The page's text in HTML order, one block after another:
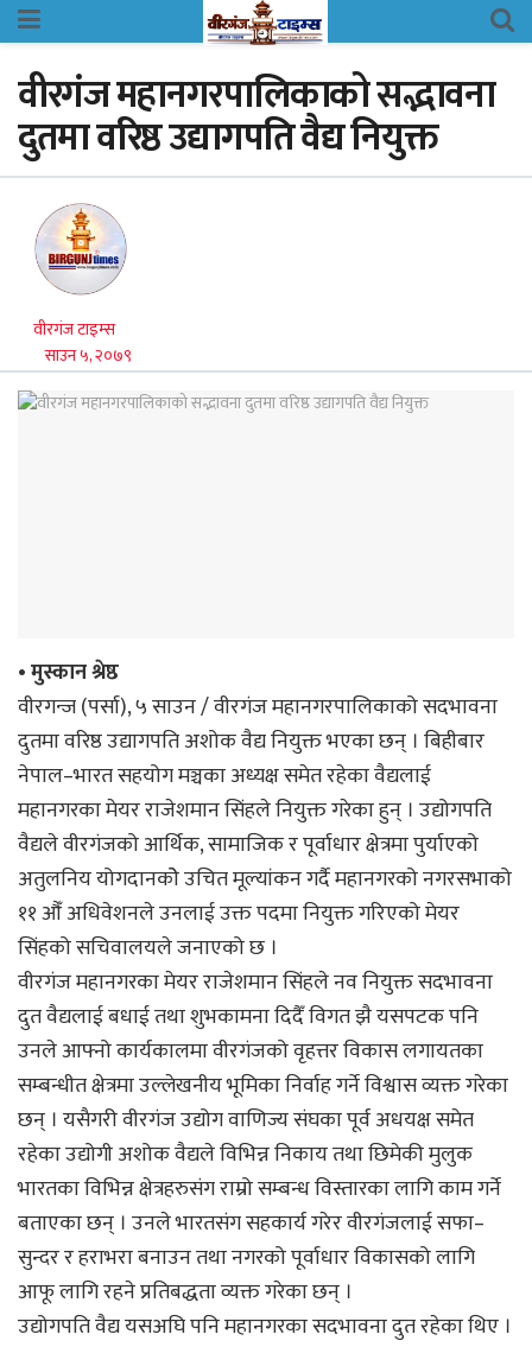
वीरगंज महानगरपालिकाको सद्भावना
दुतमा वरिष्ठ उद्यागपति वैद्य नियुक्त
वीरगंज टाइम्स
साउन ५, २०७९
• मुस्कान श्रेष्ठ
वीरगन्ज (पर्सा), ५ साउन / वीरगंज महानगरपालिकाको सदभावना
दुतमा वरिष्ठ उद्यागपति अशोक वैद्य नियुक्त भएका छन् । बिहीबार
नेपाल–भारत सहयोग मञ्चका अध्यक्ष समेत रहेका वैद्यलाई
महानगरका मेयर राजेशमान सिंहले नियुक्त गरेका हुन् । उद्योगपति
वैद्यले वीरगंजको आर्थिक, सामाजिक र पूर्वाधार क्षेत्रमा पुर्याएको
अतुलनिय योगदानकोे उचित मूल्यांकन गर्दै महानगरको नगरसभाको
११ औँ अधिवेशनले उनलाई उक्त पदमा नियुक्त गरिएको मेयर
सिंहको सचिवालयले जनाएको छ ।
वीरगंज महानगरका मेयर राजेशमान सिंहले नव नियुक्त सदभावना
दुत वैद्यलाई बधाई तथा शुभकामना दिदैँ विगत झै यसपटक पनि
उनले आफ्नो कार्यकालमा वीरगंजको वृहत्तर विकास लगायतका
सम्बन्धीत क्षेत्रमा उल्लेखनीय भूमिका निर्वाह गर्ने विश्वास व्यक्त गरेका
छन् । यसैगरी वीरगंज उद्योग वाणिज्य संघका पूर्व अधयक्ष समेत
रहेका उद्योगी अशोक वैद्यले विभिन्न निकाय तथा छिमेकी मुलुक
भारतका विभिन्न क्षेत्रहरुसंग राम्रो सम्बन्ध विस्तारका लागि काम गर्ने
बताएका छन् । उनले भारतसंग सहकार्य गरेर वीरगंजलाई सफा–
सुन्दर र हराभरा बनाउन तथा नगरको पूर्वाधार विकासको लागि
आफू लागि रहने प्रतिबद्धता व्यक्त गरेका छन् ।
उद्योगपति वैद्य यसअघि पनि महानगरका सदभावना दुत रहेका थिए ।